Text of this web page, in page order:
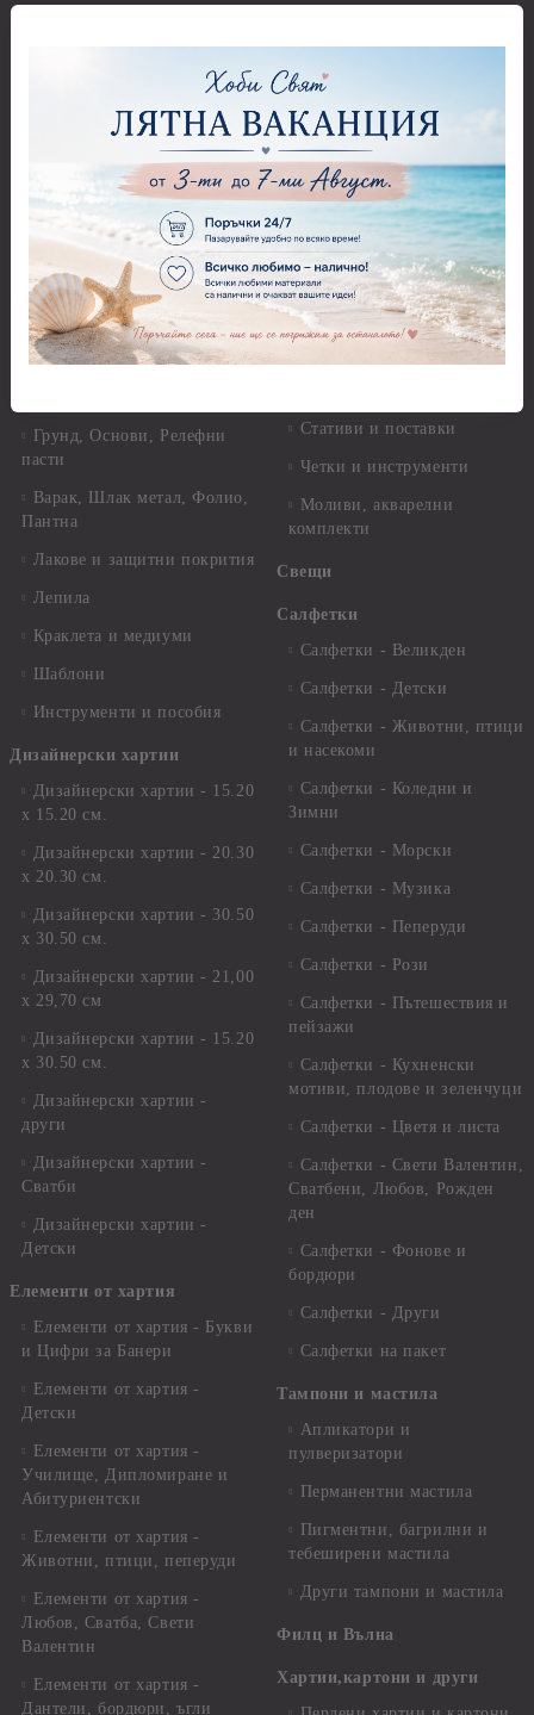
хартия А4 - Alchemy of Art -
Оризова декупажна хартия
А4 - Itd. Collection - 25-30
гр.
Фина оризова декупажна
хартия Stamperia - 21 х
29.см. - 28гр.
Декупажна хартия - Други
Антични пасти
Грунд, Основи, Релефни
пасти
Варак, Шлак метал, Фолио,
Пантна
Лакове и защитни покрития
Лепила
Краклета и медиуми
Шаблони
Инструменти и пособия
Дизайнерски хартии
Дизайнерски хартии - 15.20
х 15.20 см.
Дизайнерски хартии - 20.30
х 20.30 см.
Дизайнерски хартии - 30.50
х 30.50 см.
Дизайнерски хартии - 21,00
х 29,70 см
Дизайнерски хартии - 15.20
x 30.50 см.
Дизайнерски хартии -
други
Дизайнерски хартии -
Сватби
Дизайнерски хартии -
Детски
Елементи от хартия
Елементи от хартия - Букви
и Цифри за Банери
Елементи от хартия -
Детски
Елементи от хартия -
Училище, Дипломиране и
Абитуриентски
Елементи от хартия -
Животни, птици, пеперуди
Елементи от хартия -
Любов, Сватба, Свети
Валентин
Елементи от хартия -
Дантели, бордюри, ъгли
звезди
Перфоратори - Цветя, листа
и клонки
Перфоратори - Детски
Перфоратори - Животни
Перфоратори - Коледни и
Зимни
Рисуване
Грунд и почистващи
Стативи и поставки
Четки и инструменти
Моливи, акварелни
комплекти
Свещи
Салфетки
Салфетки - Великден
Салфетки - Детски
Салфетки - Животни, птици
и насекоми
Салфетки - Коледни и
Зимни
Салфетки - Морски
Салфетки - Музика
Салфетки - Пеперуди
Салфетки - Рози
Салфетки - Пътешествия и
пейзажи
Салфетки - Кухненски
мотиви, плодове и зеленчуци
Салфетки - Цветя и листа
Салфетки - Свети Валентин,
Сватбени, Любов, Рожден
ден
Салфетки - Фонове и
бордюри
Салфетки - Други
Салфетки на пакет
Тампони и мастила
Апликатори и
пулверизатори
Перманентни мастила
Пигментни, багрилни и
тебеширени мастила
Други тампони и мастила
Филц и Вълна
Хартии,картони и други